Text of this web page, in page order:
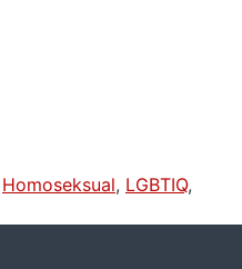
Homoseksual, LGBTIQ,